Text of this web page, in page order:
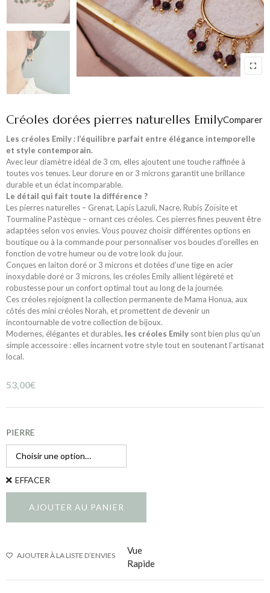
Créoles dorées pierres naturelles Emily
Les créoles Emily : l’équilibre parfait entre élégance intemporelle
et style contemporain.
Avec leur diamètre idéal de 3 cm, elles ajoutent une touche raffinée à
toutes vos tenues. Leur dorure en or 3 microns garantit une brillance
durable et un éclat incomparable.
Le détail qui fait toute la différence ?
Les pierres naturelles – Grenat, Lapis Lazuli, Nacre, Rubis Zoïsite et
Tourmaline Pastèque – ornant ces créoles. Ces pierres fines peuvent être
adaptées selon vos envies. Vous pouvez choisir différentes options en
boutique ou à la commande pour personnaliser vos boucles d’oreilles en
fonction de votre humeur ou de votre look du jour.
Conçues en laiton doré or 3 microns et dotées d’une tige en acier
inoxydable doré or 3 microns, les créoles Emily allient légèreté et
robustesse pour un confort optimal tout au long de la journée.
Ces créoles rejoignent la collection permanente de Mama Honua, aux
côtés des mini créoles Norah, et promettent de devenir un
incontournable de votre collection de bijoux.
Modernes, élégantes et durables, les créoles Emily sont bien plus qu’un
simple accessoire : elles incarnent votre style tout en soutenant l’artisanat
local.
53,00€
PIERRE
EFFACER
AJOUTER AU PANIER
Comparer
AJOUTER À LA LISTE D’ENVIES
Vue
Rapide